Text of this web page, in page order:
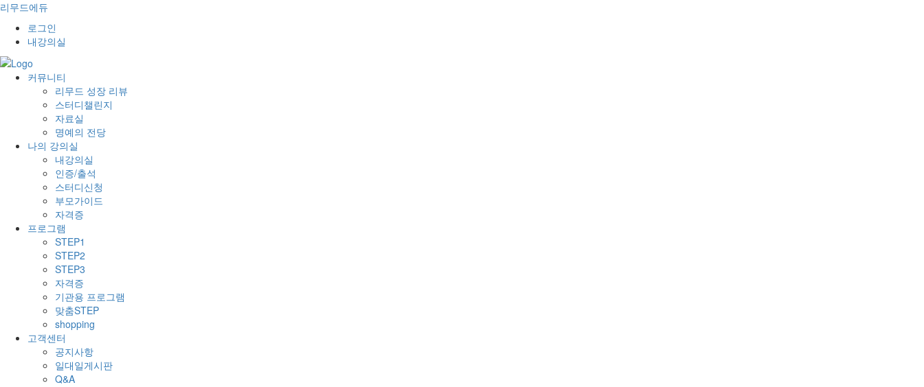
리무드에듀
로그인
내강의실
커뮤니티
리무드 성장 리뷰
스터디챌린지
자료실
명예의 전당
나의 강의실
내강의실
인증/출석
스터디신청
부모가이드
자격증
프로그램
STEP1
STEP2
STEP3
자격증
기관용 프로그램
맞춤STEP
shopping
고객센터
공지사항
일대일게시판
Q&A